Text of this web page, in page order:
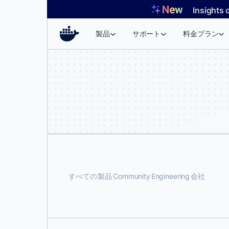
Insights
製品 サポート 料金プラン
すべての製品 Community Engineering会社